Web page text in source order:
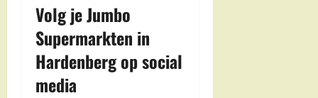
Volg je Jumbo
Supermarkten in
Hardenberg op social
media